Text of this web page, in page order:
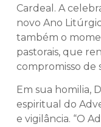
Cardeal. A
novo Ano
também o
pastorais, que
compromisso de
Em sua homilia,
espiritual do
e vigilância. “O